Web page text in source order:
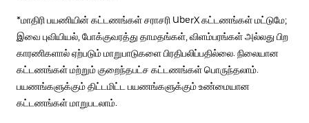
*மாதிரி பயணியின் கட்டணங்கள் சராசரி UberX கட்டணங்கள் மட்டுமே;
இவை புவியியல், போக்குவரத்து தாமதங்கள், விளம்பரங்கள் அல்லது பிற
காரணிகளால் ஏற்படும் மாறுபாடுகளை பிரதிபலிப்பதில்லை. நிலையான
கட்டணங்கள் மற்றும் குறைந்தபட்ச கட்டணங்கள் பொருந்தலாம்.
பயணங்களுக்கும் திட்டமிட்ட பயணங்களுக்கும் உண்மையான
கட்டணங்கள் மாறுபடலாம்.